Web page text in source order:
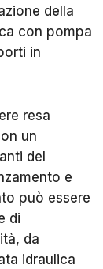
della
con pompa
in
resa
un
del
e
può essere
di
da
idraulica